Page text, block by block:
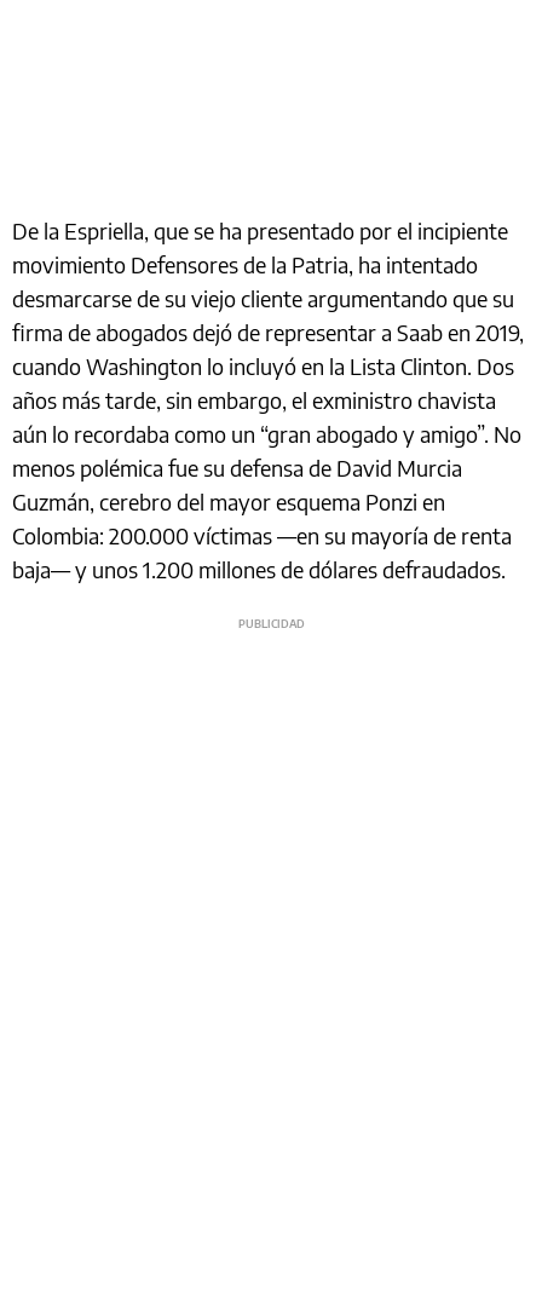
De la Espriella, que se ha presentado por el incipiente
movimiento Defensores de la Patria, ha intentado
desmarcarse de su viejo cliente argumentando que su
firma de abogados dejó de representar a Saab en 2019,
cuando Washington lo incluyó en la Lista Clinton. Dos
años más tarde, sin embargo, el exministro chavista
aún lo recordaba como un “gran abogado y amigo”. No
menos polémica fue su defensa de David Murcia
Guzmán, cerebro del mayor esquema Ponzi en
Colombia: 200.000 víctimas —en su mayoría de renta
baja— y unos 1.200 millones de dólares defraudados.